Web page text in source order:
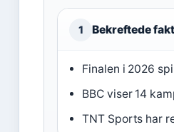
1 Bekreftede
Finalen i 2026
BBC viser 14
TNT Sports har